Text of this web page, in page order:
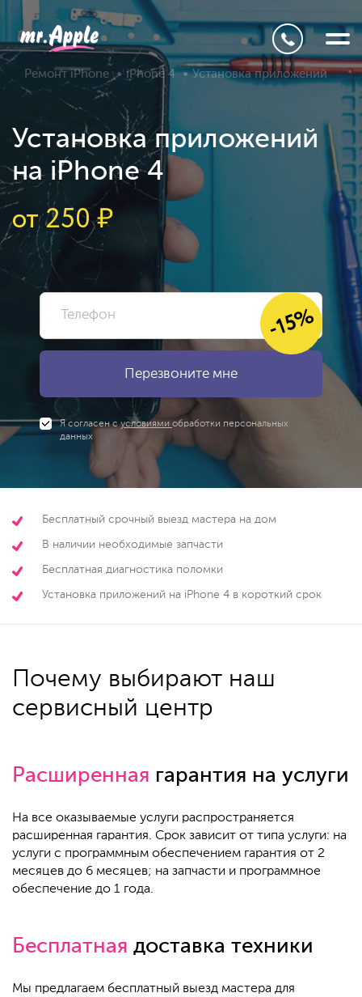
Ремонт iPhone iPhone 4 Установка приложений
Установка приложений
на iPhone 4
от250₽
-15%
Я согласен сусловиями обработки персональных
данных
Бесплатный срочный выезд мастера на дом
В наличии необходимые запчасти
Бесплатная диагностика поломки
Установка приложений на iPhone 4 в короткий срок
Почему выбирают наш
сервисный центр
Расширенная гарантия на услуги
На все оказываемые услуги распространяется
расширенная гарантия. Срок зависит от типа услуги: на
услуги с программным обеспечением гарантия от 2
месяцев до 6 месяцев; на запчасти и программное
обеспечение до 1 года.
Бесплатная доставка техники
Мы предлагаем бесплатный выезд мастера для